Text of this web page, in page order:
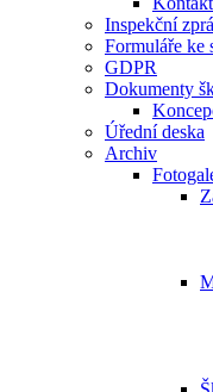
Inspekční
Formuláře ke
GDPR
Dokumenty
Úřední deska
Archiv